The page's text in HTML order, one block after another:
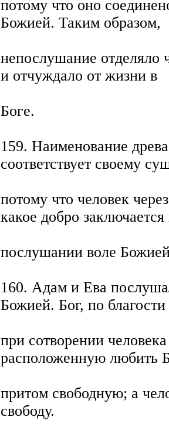
потому что оно
Божией. Таким образом,
непослушание отделяло
и отчуждало от жизни в
Боге.
159. Наименование
соответствует своему
потому что человек
какое добро заключается
послушании воле
160. Адам и Ева
Божией. Бог, по
при сотворении
расположенную любить
притом свободную; а
свободу.